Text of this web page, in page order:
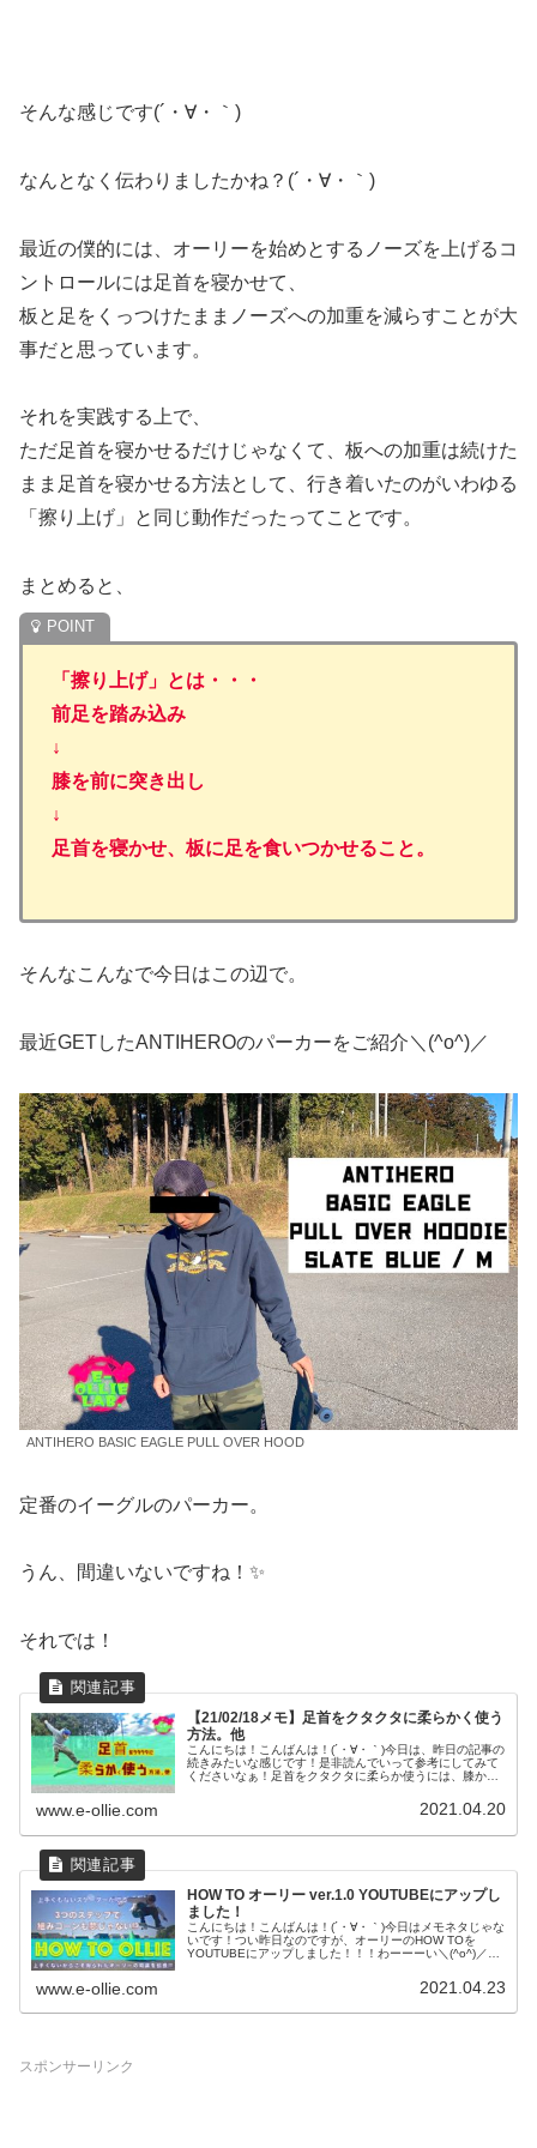
そんな感じです(´・∀・｀)
なんとなく伝わりましたかね？(´・∀・｀)
最近の僕的には、オーリーを始めとするノーズを上げるコ
ントロールには足首を寝かせて、
板と足をくっつけたままノーズへの加重を減らすことが大
事だと思っています。
それを実践する上で、
ただ足首を寝かせるだけじゃなくて、板への加重は続けた
まま足首を寝かせる方法として、行き着いたのがいわゆる
「擦り上げ」と同じ動作だったってことです。
まとめると、
「擦り上げ」とは・・・
前足を踏み込み
↓
膝を前に突き出し
↓
足首を寝かせ、板に足を食いつかせること。
そんなこんなで今日はこの辺で。
最近GETしたANTIHEROのパーカーをご紹介＼(^o^)／
ANTIHERO BASIC EAGLE PULL OVER HOOD
定番のイーグルのパーカー。
うん、間違いないですね！✨
それでは！
【21/02/18メモ】足首をクタクタに柔らかく使う
方法。他
こんにちは！こんばんは！(´・∀・｀)今日は、昨日の記事の
続きみたいな感じです！是非読んでいって参考にしてみて
くださいなぁ！足首をクタクタに柔らか使うには、膝から
www.e-ollie.com 2021.04.20
HOW TO オーリー ver.1.0 YOUTUBEにアップし
ました！
こんにちは！こんばんは！(´・∀・｀)今日はメモネタじゃな
いです！つい昨日なのですが、オーリーのHOW TOを
YOUTUBEにアップしました！！！わーーーい＼(^o^)／
www.e-ollie.com 2021.04.23
スポンサーリンク